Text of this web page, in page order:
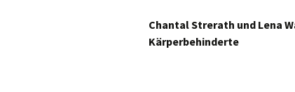
Chantal Strerath und Lena
Kärperbehinderte